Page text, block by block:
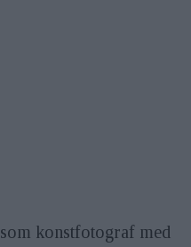
som konstfotograf med